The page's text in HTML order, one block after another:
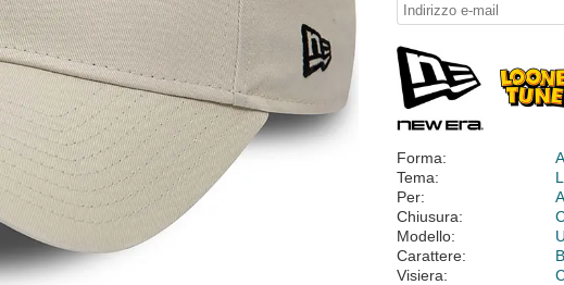
Forma:
Tema:
Per:
Chiusura:
Modello:
Carattere:
Visiera: